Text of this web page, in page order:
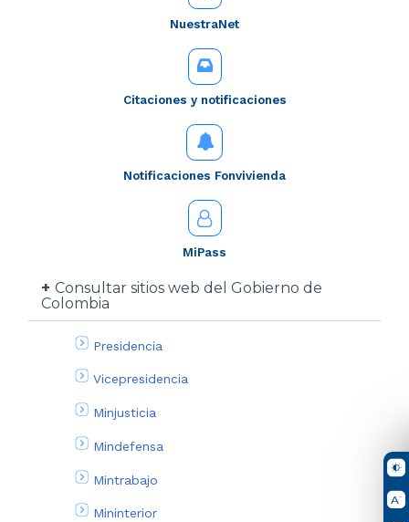
NuestraNet
Citaciones y notificaciones
Notificaciones Fonvivienda
MiPass
Consultar sitios web del Gobierno de
Colombia
Presidencia
Vicepresidencia
Minjusticia
Mindefensa
Mintrabajo
Mininterior